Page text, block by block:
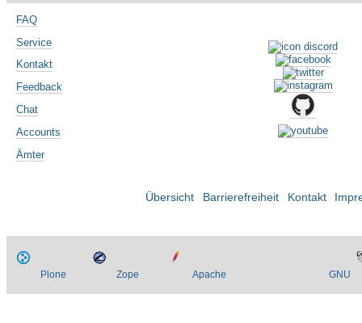
FAQ
Service
Kontakt
Feedback
Chat
Accounts
Ämter
Übersicht Barrierefreiheit Kontakt
Plone Zope Apache GNU